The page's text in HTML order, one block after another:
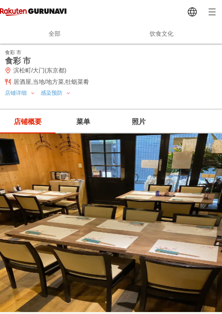
全部 饮食文化
食彩 市
食彩 市
滨松町/大门(东京都)
居酒屋,当地/地方菜,牡蛎菜肴
店铺详细 感染预防
店铺概要 菜单 照片